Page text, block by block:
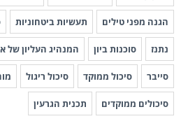
הגנה מפני טילים תעשיות ביטחוניות
נתנז סוכנות ביון המנהיג העליון של
סייבר סיכול ממוקד סיכול ריגול
סיכולים ממוקדים תכנית הגרעין